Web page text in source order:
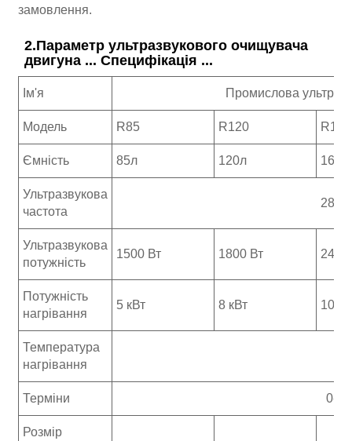
замовлення.
2.Параметр ультразвукового очищувача
двигуна ... Специфікація ...
Ім'я Промислова
Модель R85 R120 R160
Ємність 85л 120л 160л
Ультразвукова
частота
28
Ультразвукова
потужність
1500 Вт 1800 Вт 2400
Потужність
нагрівання
5 кВт 8 кВт 10
Температура
нагрівання
Терміни 0-
Розмір